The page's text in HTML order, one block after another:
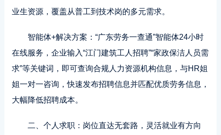
业生资源，覆盖从普工到技术岗的多元需求。
智能体+解决方案：“广东劳务一查通”智能体24小时
在线服务，企业输入“江门建筑工人招聘”“家政保洁人员需
求”等关键词，即可查询合规人力资源机构信息，与HR姐
姐一对一咨询，快速发布招聘信息并匹配优质劳务信息，
大幅降低招聘成本。
二、个人求职：岗位直达无套路，灵活就业有方向